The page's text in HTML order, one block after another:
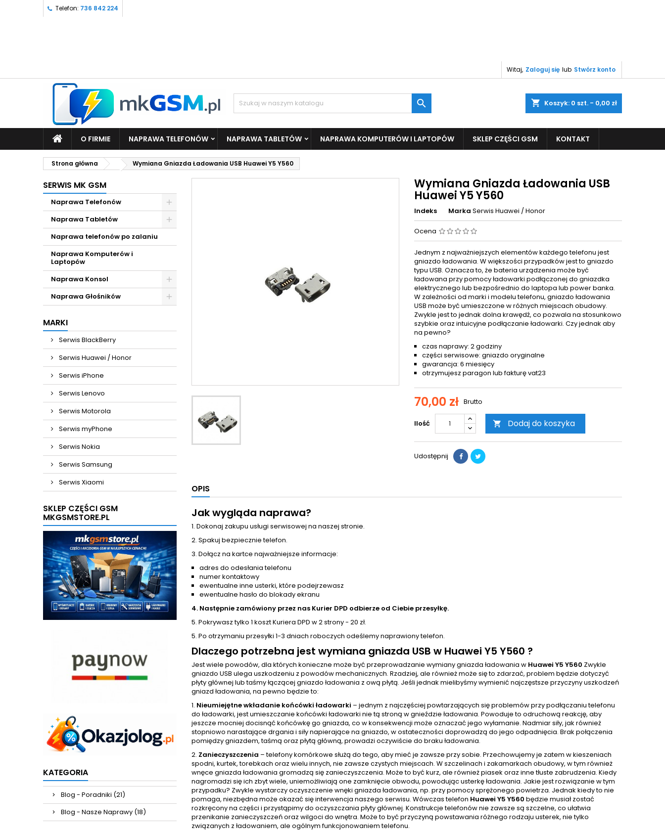
Telefon: 736 842 224
Witaj, Zaloguj się lub Stwórz konto
shopping_cart Koszyk: 0 szt. - 0,00 zł

O FIRMIE NAPRAWA TELEFONÓW NAPRAWA TABLETÓW NAPRAWA KOMPUTERÓW I LAPTOPÓW SKLEP CZĘŚCI GSM KONTAKT
Strona główna Wymiana Gniazda Ładowania USB Huawei Y5 Y560
SERWIS MK GSM
Naprawa Telefonów
Naprawa Tabletów
Naprawa telefonów po zalaniu
Naprawa Komputerów i
Laptopów
Naprawa Konsol
Naprawa Głośników
MARKI
Serwis BlackBerry
Serwis Huawei / Honor
Serwis iPhone
Serwis Lenovo
Serwis Motorola
Serwis myPhone
Serwis Nokia
Serwis Samsung
Serwis Xiaomi
SKLEP CZĘŚCI GSM
MKGSMSTORE.PL
KATEGORIA
Blog - Poradniki (21)
Blog - Nasze Naprawy (18)
Wymiana Gniazda Ładowania USB
Huawei Y5 Y560
Indeks Marka Serwis Huawei / Honor
Ocena
Jednym z najważniejszych elementów każdego telefonu jest
gniazdo ładowania. W większości przypadków jest to gniazdo
typu USB. Oznacza to, że bateria urządzenia może być
ładowana przy pomocy ładowarki podłączonej do gniazdka
elektrycznego lub bezpośrednio do laptopa lub power banka.
W zależności od marki i modelu telefonu, gniazdo ładowania
USB może być umieszczone w różnych miejscach obudowy.
Zwykle jest to jednak dolna krawędź, co pozwala na stosunkowo
szybkie oraz intuicyjne podłączanie ładowarki. Czy jednak aby
na pewno?
czas naprawy: 2 godziny
części serwisowe: gniazdo oryginalne
gwarancja: 6 miesięcy
otrzymujesz paragon lub fakturę vat23
70,00 zł Brutto
Ilość  Dodaj do koszyka
Udostępnij
OPIS
Jak wygląda naprawa?
1. Dokonaj zakupu usługi serwisowej na naszej stronie.
2. Spakuj bezpiecznie telefon.
3. Dołącz na kartce najważniejsze informacje:
adres do odesłania telefonu
numer kontaktowy
ewentualne inne usterki, które podejrzewasz
ewentualne hasło do blokady ekranu
4. Następnie zamówiony przez nas Kurier DPD odbierze od Ciebie przesyłkę.
5. Pokrywasz tylko 1 koszt Kuriera DPD w 2 strony - 20 zł.
5. Po otrzymaniu przesyłki 1-3 dniach roboczych odeślemy naprawiony telefon.
Dlaczego potrzebna jest wymiana gniazda USB w Huawei Y5 Y560 ?
Jest wiele powodów, dla których konieczne może być przeprowadzanie wymiany gniazda ładowania w Huawei Y5 Y560 Zwykle
gniazdo USB ulega uszkodzeniu z powodów mechanicznych. Rzadziej, ale również może się to zdarzać, problem będzie dotyczyć
płyty głównej lub taśmy łączącej gniazdo ładowania z ową płytą. Jeśli jednak mielibyśmy wymienić najczęstsze przyczyny uszkodzeń
gniazd ładowania, na pewno będzie to:
1. Nieumiejętne wkładanie końcówki ładowarki – jednym z najczęściej powtarzających się problemów przy podłączaniu telefonu
do ładowarki, jest umieszczanie końcówki ładowarki nie tą stroną w gnieździe ładowania. Powoduje to odruchową reakcję, aby
jeszcze mocniej docisnąć końcówkę go gniazda, co w konsekwencji może oznaczać jego wyłamanie. Nadmiar siły, jak również
stopniowo narastające drgania i siły napierające na gniazdo, w ostateczności doprowadzą do jego odpadnięcia. Brak połączenia
pomiędzy gniazdem, taśmą oraz płytą główną, prowadzi oczywiście do braku ładowania.
2. Zanieczyszczenia – telefony komórkowe służą do tego, aby mieć je zawsze przy sobie. Przechowujemy je zatem w kieszeniach
spodni, kurtek, torebkach oraz wielu innych, nie zawsze czystych miejscach. W szczelinach i zakamarkach obudowy, w tym również
wnęce gniazda ładowania gromadzą się zanieczyszczenia. Może to być kurz, ale również piasek oraz inne tłuste zabrudzenia. Kiedy
nagromadzi się ich zbyt wiele, uniemożliwiają one zamknięcie obwodu, powodując usterkę ładowania. Jakie jest rozwiązanie w tym
przypadku? Zwykle wystarczy oczyszczenie wnęki gniazda ładowania, np. przy pomocy sprężonego powietrza. Jednak kiedy to nie
pomaga, niezbędna może okazać się interwencja naszego serwisu. Wówczas telefon Huawei Y5 Y560 będzie musiał zostać
rozkręcony na części i przystąpimy do oczyszczania płyty głównej. Konstrukcje telefonów nie zawsze są szczelne, co ułatwia
przenikanie zanieczyszczeń oraz wilgoci do wnętra. Może to być przyczyną powstawania różnego rodzaju usterek, nie tylko
związanych z ładowaniem, ale ogólnym funkcjonowaniem telefonu.